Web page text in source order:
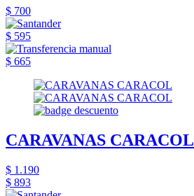
$ 700
$ 595
$ 665
CARAVANAS CARACOL
$ 1.190
$ 893